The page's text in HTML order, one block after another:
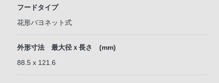
フードタイプ
花形バヨネット式
外形寸法 最大径ｘ長さ (mm)
88.5 x 121.6